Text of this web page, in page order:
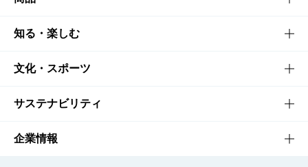
商品TOP
商品一覧
商品発売情報
栄養成分一覧
知る・楽しむ
知る・楽しむTOP
キャンペーン
工場見学
文化・スポーツ
文化・スポーツTOP
サントリーホール
サステナビリティ
サステナビリティTOP
企業情報